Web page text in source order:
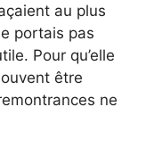
au plus
portais pas
Pour qu’elle
être
ne